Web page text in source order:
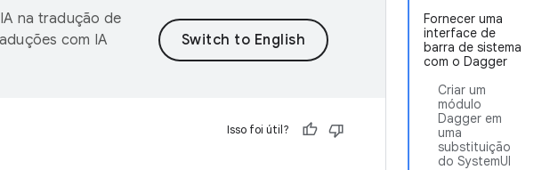
Fornecer uma
interface de
barra de sistema
com o Dagger
Criar um
módulo
Dagger em
uma
substituição
do SystemUI
na tradução de
com IA
Isso foi útil?